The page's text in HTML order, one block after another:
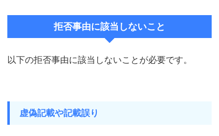
拒否事由に該当しないこと
以下の拒否事由に該当しないことが必要です。
虚偽記載や記載誤り